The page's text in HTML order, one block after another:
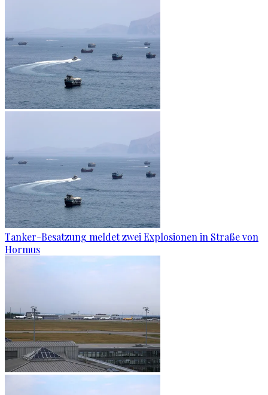
Tanker-Besatzung meldet zwei Explosionen in Straße von
Hormus